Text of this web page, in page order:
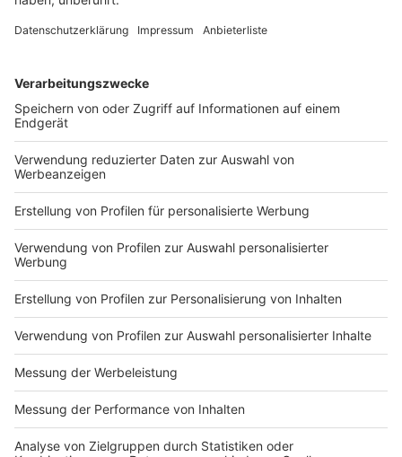
Neues Parksystem in Langenfeld
Die Stadt Langenfeld hat das Parksystem in der
soll am Donnerstag (07.11.) in Betrieb gehen. Im
Sommer wurde auf den Parkflächen der
Stadtentwicklungsgesellschaft bereits auf
schrankenloses Parken umgestellt; jetzt gibt es
entlang der Straßen der Langenfelder Innenstadt auch
13 neue Parkautomaten, an denen bargeldlos bezahlt
wird. Dazu müssen am Automaten das Kennzeichen
und die Parkdauer eingegeben werden; ein
Papierticket ist nicht mehr nötig, heißt es aus dem
Rathaus. Vom Gang zum Parkautomaten
ausgenommen bleiben E-Auto-Besitzer, die mit
Parkscheibe fünf Stunden kostenlos parken und
Menschen mit Behinderung. Sie müssen einen
Nachweis hinter die Windschutzscheibe legen.